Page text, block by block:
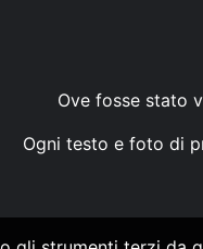
Ove fosse stato
Ogni testo e foto di